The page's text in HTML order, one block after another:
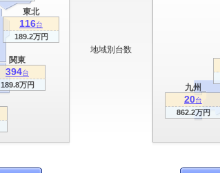
関東
394台
189.8万円
東北
116台
189.2万円
地域別台数
九州
20台
862.2万円